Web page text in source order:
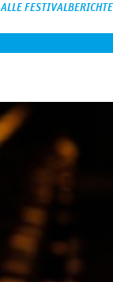
ALLE FESTIVALBERICHTE